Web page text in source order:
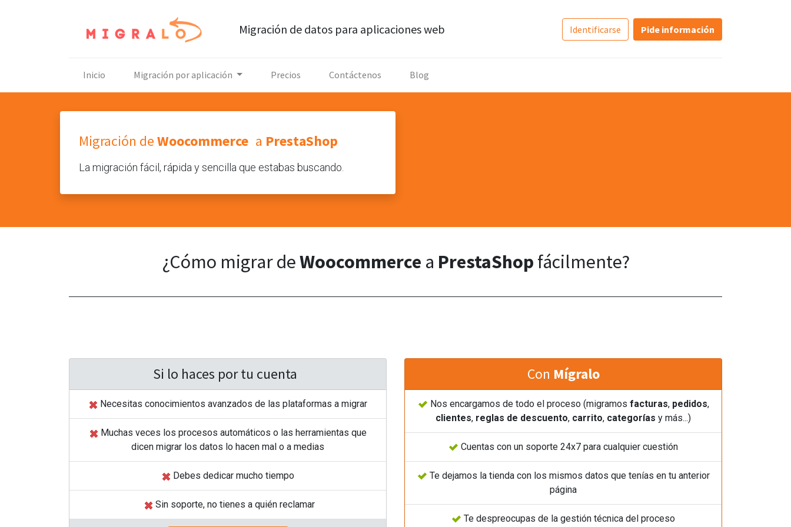
Migración de datos para aplicaciones web Identificarse Pide información
Inicio Migración por aplicación Precios Contáctenos Blog
Migración deWoocommerce a PrestaShop
La migración fácil, rápida y sencilla que estabas buscando.
¿Cómo migrar deWoocommerce a PrestaShop fácilmente?
Si lo haces por tu cuenta
Necesitas conocimientos avanzados de las plataformas a migrar
Muchas veces los procesos automáticos o las herramientas que
dicen migrar los datos lo hacen mal o a medias
Debes dedicar mucho tiempo
Sin soporte, no tienes a quién reclamar
Con Mígralo
Nos encargamos de todo el proceso (migramos facturas, pedidos,
clientes, reglas de descuento, carrito, categorías y más...)
Cuentas con un soporte 24x7 para cualquier cuestión
Te dejamos la tienda con los mismos datos que tenías en tu anterior
página
Te despreocupas de la gestión técnica del proceso